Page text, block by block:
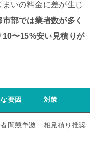
いの料金に差が生じ
部では業者数が多く
〜15%安い見積りが
要因 対策
間競争激 相見積り推奨